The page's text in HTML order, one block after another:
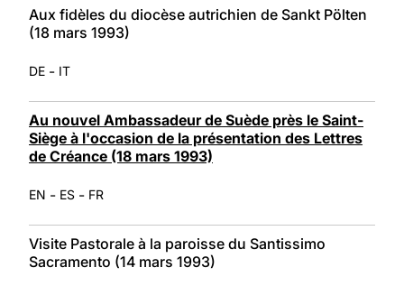
Aux fidèles du diocèse autrichien de Sankt Pölten
(18 mars 1993)
DE - IT
Au nouvel Ambassadeur de Suède près le Saint-
Siège à l'occasion de la présentation des Lettres
de Créance (18 mars 1993)
EN - ES - FR
Visite Pastorale à la paroisse du Santissimo
Sacramento (14 mars 1993)